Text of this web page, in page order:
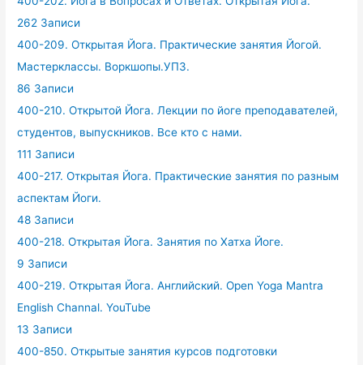
262 Записи
400-209. Открытая Йога. Практические занятия Йогой.
Мастерклассы. Воркшопы.УПЗ.
86 Записи
400-210. Открытой Йога. Лекции по йоге преподавателей,
студентов, выпускников. Все кто с нами.
111 Записи
400-217. Открытая Йога. Практические занятия по разным
аспектам Йоги.
48 Записи
400-218. Открытая Йога. Занятия по Хатха Йоге.
9 Записи
400-219. Открытая Йога. Английский. Open Yoga Mantra
English Channal. YouTube
13 Записи
400-850. Открытые занятия курсов подготовки